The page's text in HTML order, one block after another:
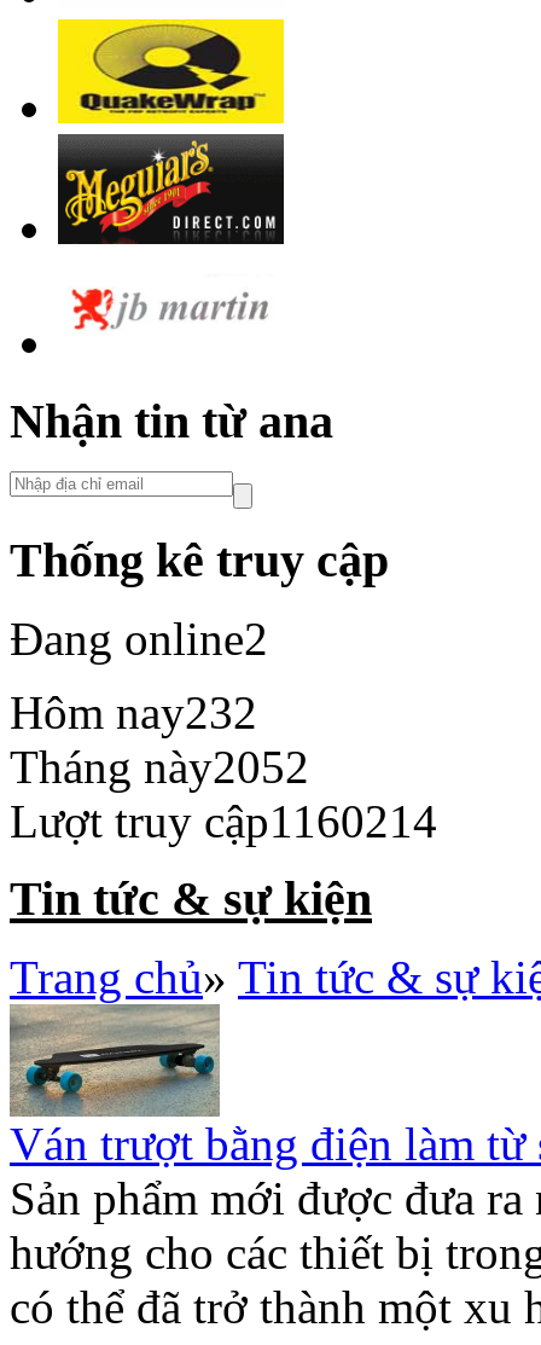
Nhận tin từ ana
Thống kê truy cập
Đang online2
Hôm nay232
Tháng này2052
Lượt truy cập1160214
Tin tức & sự kiện
Trang chủ» Tin tức & sự
Ván trượt bằng điện làm
Sản phẩm mới được đưa
hướng cho các thiết bị
có thể đã trở thành một